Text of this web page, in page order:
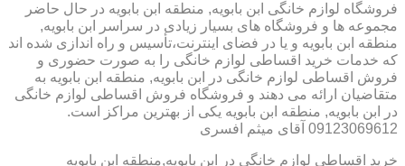
فروشگاه لوازم خانگی ابن بابویه, منطقه ابن بابویه در حال حاضر
مجموعه ها و فروشگاه های بسیار زیادی در سراسر ابن بابویه,
منطقه ابن بابویه و یا در فضای اینترنت،تأسیس و راه اندازی شده اند
که خدمات خرید اقساطی لوازم خانگی را به صورت حضوری و
فروش اقساطی لوازم خانگی در ابن بابویه, منطقه ابن بابویه به
متقاضیان ارائه می دهند و فروشگاه فروش اقساطی لوازم خانگی
در ابن بابویه, منطقه ابن بابویه یکی از بهترین مراکز است.
09123069612 آقای میثم افسری
خرید اقساطی لوازم خانگی در ابن بابویه,منطقه ابن بابویه